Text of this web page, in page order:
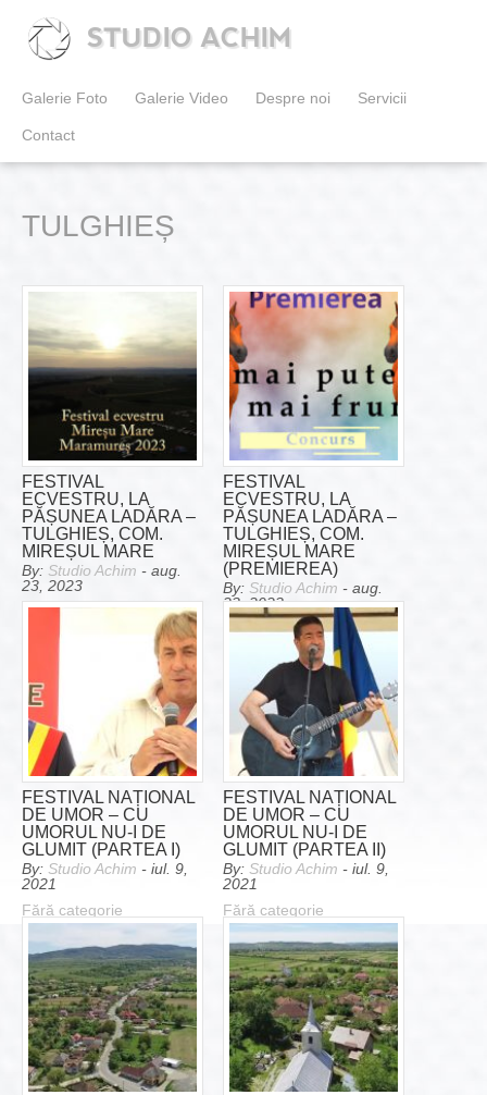
STUDIO ACHIM
Galerie Foto Galerie Video Despre noi Servicii
Contact
TULGHIEȘ
FESTIVAL
ECVESTRU, LA
PĂȘUNEA LADĂRA –
TULGHIEȘ, COM.
MIREȘUL MARE
By: Studio Achim - aug.
23, 2023
Fără categorie
FESTIVAL
ECVESTRU, LA
PĂȘUNEA LADĂRA –
TULGHIEȘ, COM.
MIREȘUL MARE
(PREMIEREA)
By: Studio Achim - aug.
23, 2023
Fără categorie
FESTIVAL NAȚIONAL
DE UMOR – CU
UMORUL NU-I DE
GLUMIT (PARTEA I)
By: Studio Achim - iul. 9,
2021
Fără categorie
FESTIVAL NAȚIONAL
DE UMOR – CU
UMORUL NU-I DE
GLUMIT (PARTEA II)
By: Studio Achim - iul. 9,
2021
Fără categorie